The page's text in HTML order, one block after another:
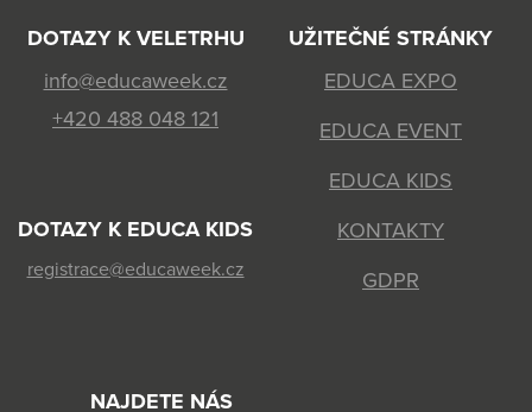
DOTAZY K VELETRHU
info@educaweek.cz
+420 488 048 121
DOTAZY K EDUCA KIDS
registrace@educaweek.cz
UŽITEČNÉ STRÁNKY
EDUCA EXPO
EDUCA EVENT
EDUCA KIDS
KONTAKTY
GDPR
NAJDETE NÁS